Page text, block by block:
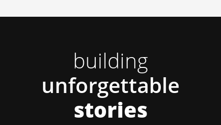
building
unforgettable
stories